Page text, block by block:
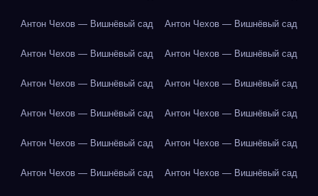
Антон Чехов — Вишнёвый сад Антон Чехов — Вишнёвый сад
Антон Чехов — Вишнёвый сад Антон Чехов — Вишнёвый сад
Антон Чехов — Вишнёвый сад Антон Чехов — Вишнёвый сад
Антон Чехов — Вишнёвый сад Антон Чехов — Вишнёвый сад
Антон Чехов — Вишнёвый сад Антон Чехов — Вишнёвый сад
Антон Чехов — Вишнёвый сад Антон Чехов — Вишнёвый сад